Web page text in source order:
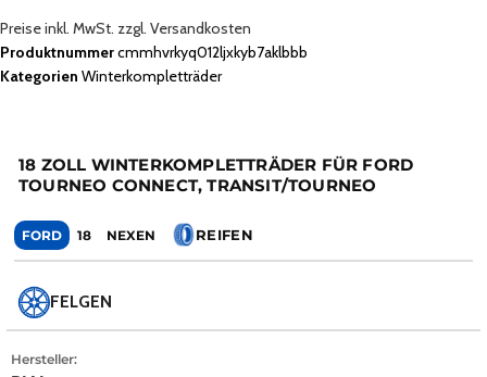
Preise inkl. MwSt. zzgl. Versandkosten
Produktnummercmmhvrkyq012ljxkyb7aklbbb
Kategorien Winterkompletträder
18 ZOLL WINTERKOMPLETTRÄDER FÜR FORD
TOURNEO CONNECT, TRANSIT/TOURNEO
FORD 18 NEXEN REIFEN
FELGEN
Hersteller: